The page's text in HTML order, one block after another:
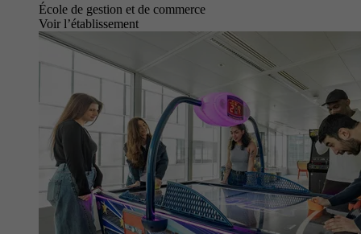
École de gestion et de commerce
Voir l’établissement